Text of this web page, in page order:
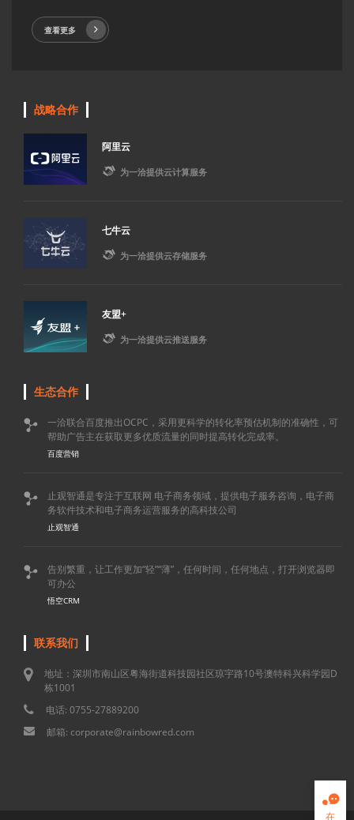
查看更多
战略合作
阿里云
 为一洽提供云计算服务
七牛云
 为一洽提供云存储服务
友盟+
 为一洽提供云推送服务
生态合作

一洽联合百度推出OCPC，采用更科学的转化率预估机制的准确性，可
帮助广告主在获取更多优质流量的同时提高转化完成率。
百度营销

止观智通是专注于互联网 电子商务领域，提供电子服务咨询，电子商
务软件技术和电子商务运营服务的高科技公司
止观智通

告别繁重，让工作更加“轻”“薄”，任何时间，任何地点，打开浏览器即
可办公
悟空CRM
联系我们
地址：深圳市南山区粤海街道科技园社区琼宇路10号澳特科兴科学园D
栋1001
电话: 0755-27889200
邮箱: corporate@rainbowred.com

在